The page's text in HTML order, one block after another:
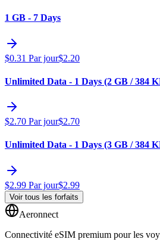
1 GB - 7 Days
$0.31 Par jour$2.20
Unlimited Data - 1 Days (2 GB / 384
$2.70 Par jour$2.70
Unlimited Data - 1 Days (3 GB / 384
$2.99 Par jour$2.99
Voir tous les forfaits
Aeronnect
Connectivité eSIM premium pour les